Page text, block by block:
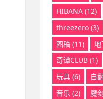
HIBANA (12)
threezero (3)
图稿 (11) 地
奇谭CLUB (1)
玩具 (6) 自翻
音乐 (2) 魔